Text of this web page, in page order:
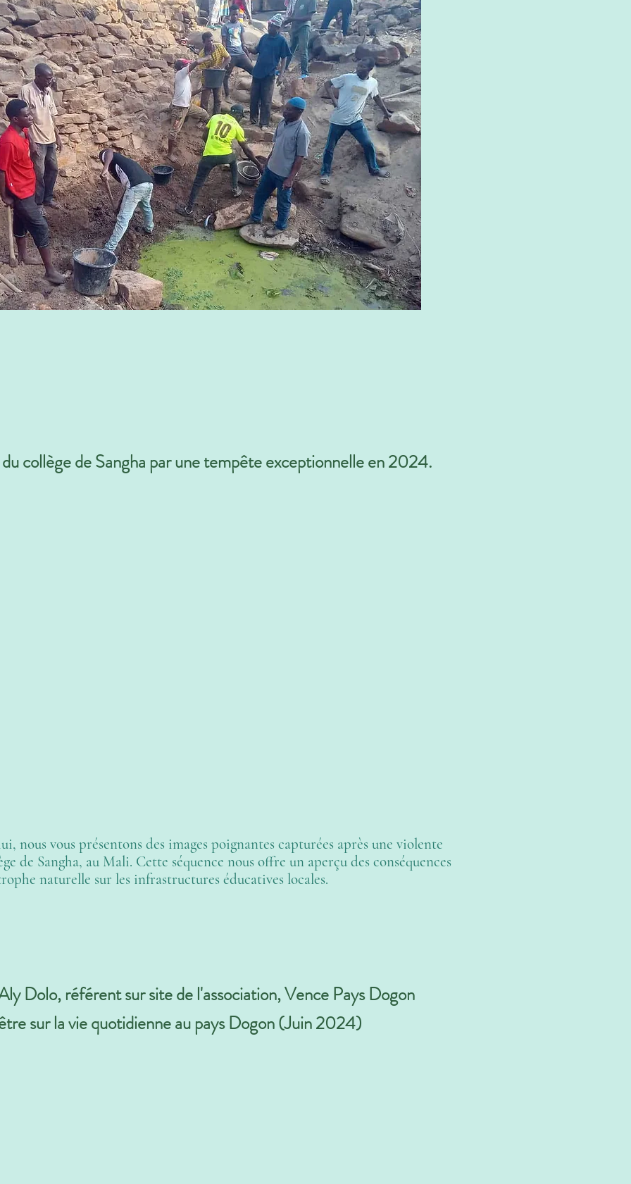
collège de Sangha par une tempête exceptionnelle en 2024.
nous vous présentons des images poignantes capturées après une violente
de Sangha, au Mali. Cette séquence nous offre un aperçu des conséquences
naturelle sur les infrastructures éducatives locales.
Dolo, référent sur site de l'association, Vence Pays Dogon
sur la vie quotidienne au pays Dogon (Juin 2024)